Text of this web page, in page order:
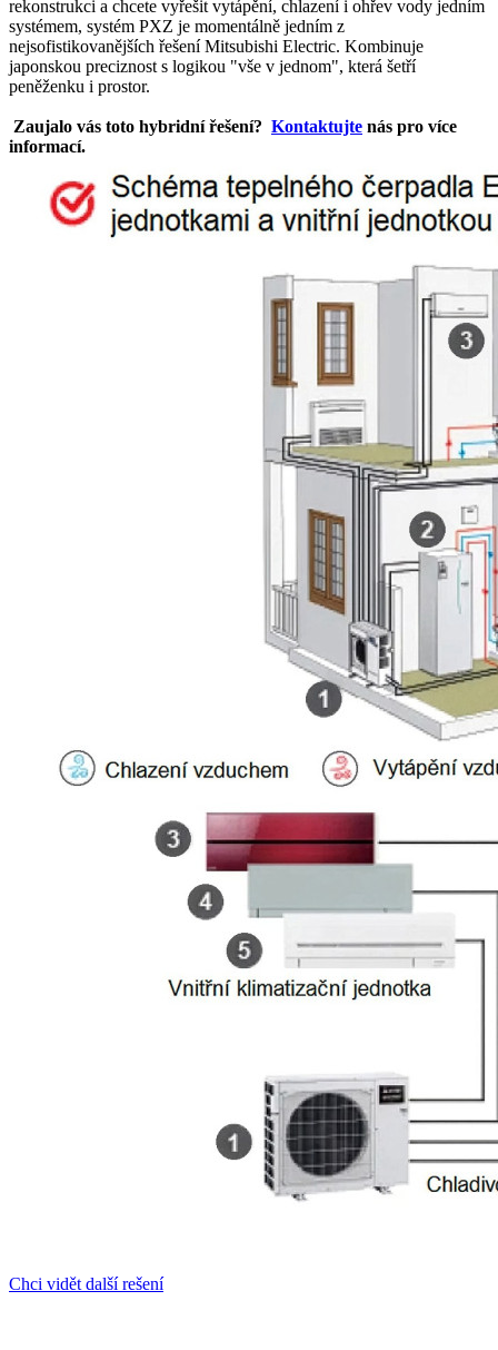
rekonstrukci a chcete vyřešit vytápění, chlazení i ohřev vody jedním
systémem, systém PXZ je momentálně jedním z
nejsofistikovanějších řešení Mitsubishi Electric. Kombinuje
japonskou preciznost s logikou "vše v jednom", která šetří
peněženku i prostor.
Zaujalo vás toto hybridní řešení? Kontaktujte nás pro více
informací.
Chci vidět další rešení